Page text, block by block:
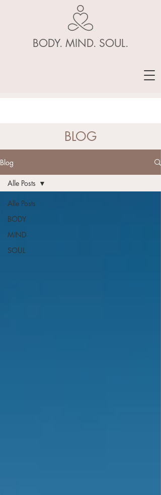
BODY. MIND. SOUL.
BLOG
Blog
Alle Posts
BODY
MIND
SOUL
Alle Posts